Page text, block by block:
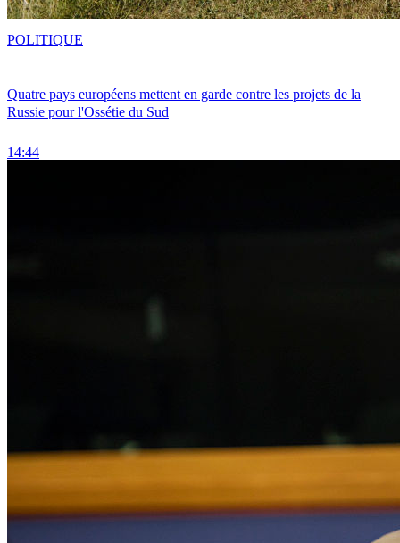
Quatre pays européens mettent en garde contre les projets de la
Russie pour l'Ossétie du Sud
14:44
POLITIQUE